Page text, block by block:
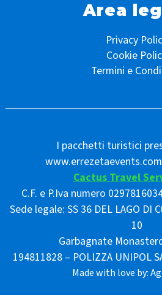
Area
Privacy
Cookie
Termini e
I pacchetti turistici
Cactus Travel
C.F. e P.Iva numero
Sede legale: SS 36 DEL LAGO DI
10
Garbagnate
194811828 – POLIZZA UNIPOL
Made with love by: